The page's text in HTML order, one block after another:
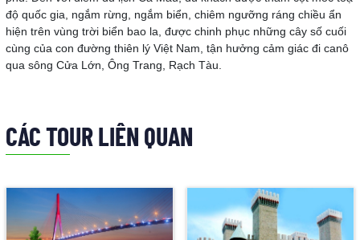
độ quốc gia, ngắm rừng, ngắm biển, chiêm ngưỡng ráng chiều ẩn
hiện trên vùng trời biển bao la, được chinh phục những cây số cuối
cùng của con đường thiên lý Việt Nam, tận hưởng cảm giác đi canô
qua sông Cửa Lớn, Ông Trang, Rạch Tàu.
CÁC TOUR LIÊN QUAN